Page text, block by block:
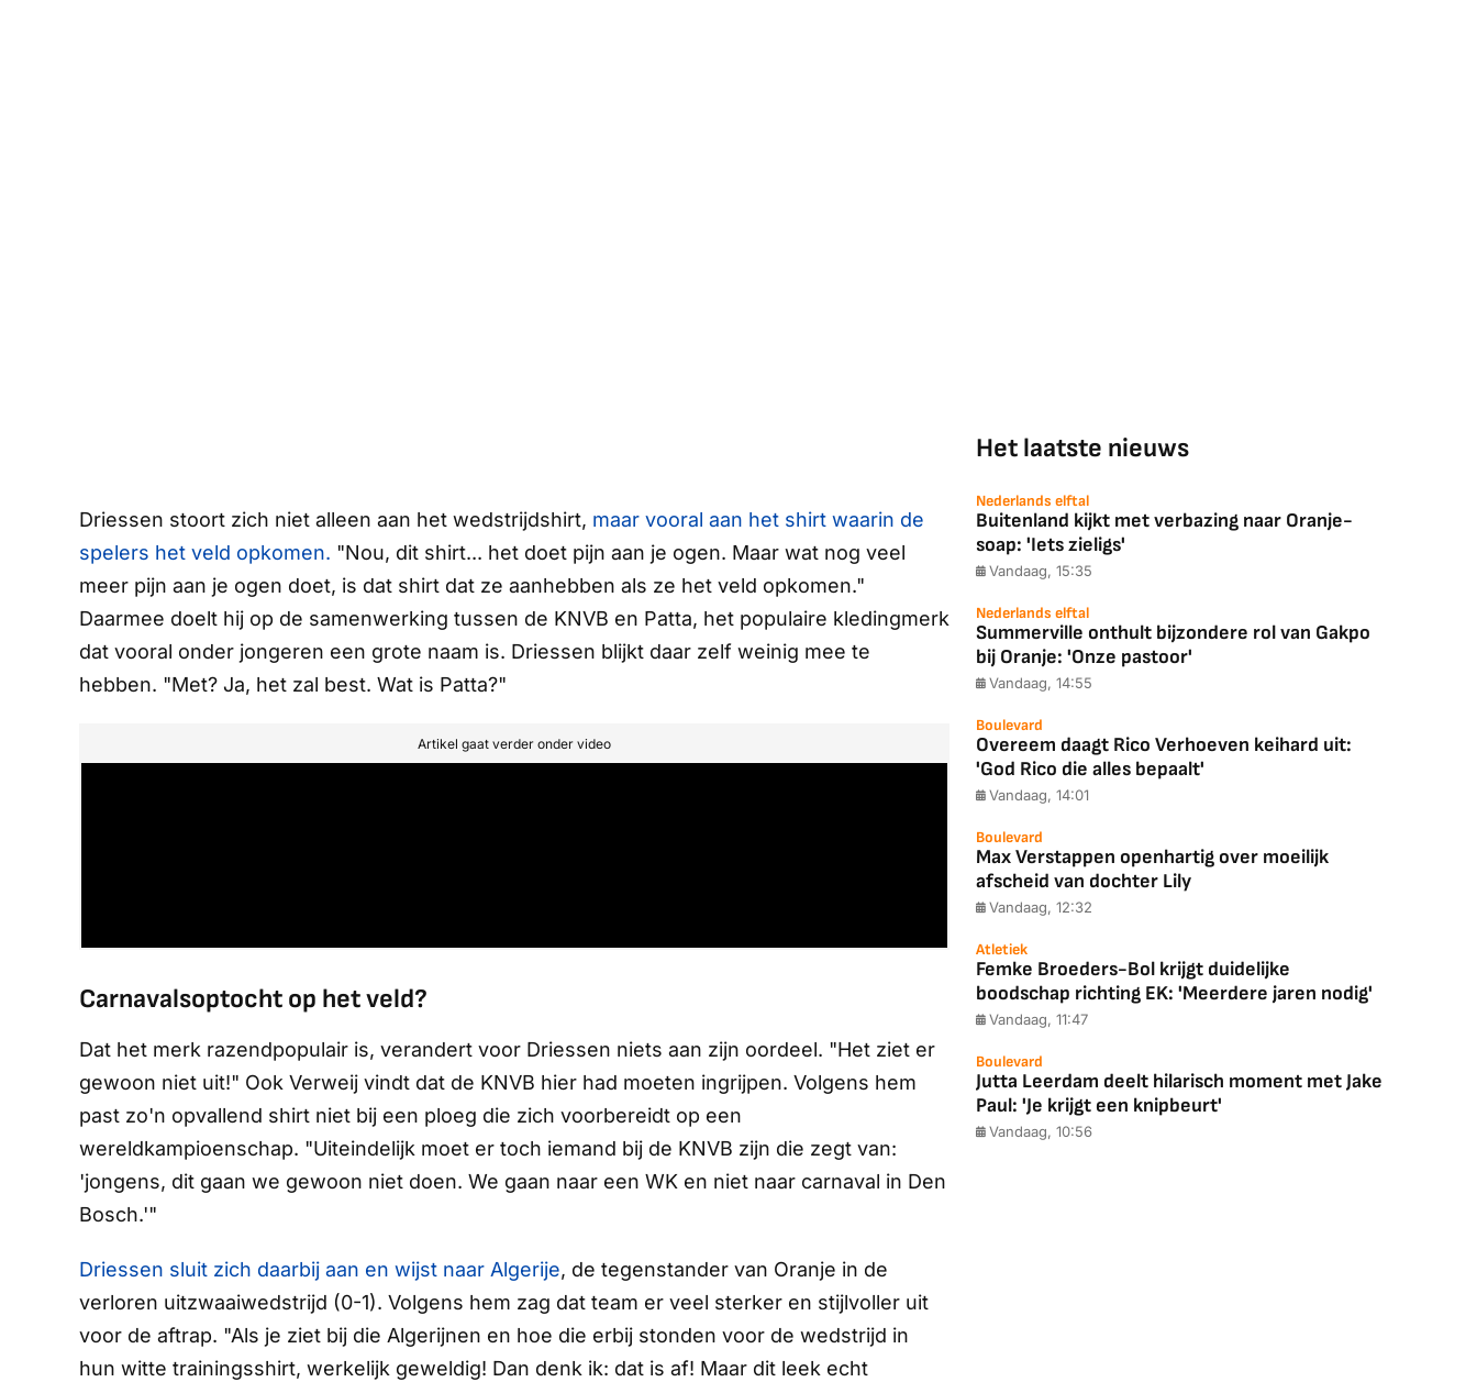
Driessen stoort zich niet alleen aan het wedstrijdshirt, maar vooral aan het shirt waarin de
spelers het veld opkomen. "Nou, dit shirt... het doet pijn aan je ogen. Maar wat nog veel
meer pijn aan je ogen doet, is dat shirt dat ze aanhebben als ze het veld opkomen."
Daarmee doelt hij op de samenwerking tussen de KNVB en Patta, het populaire kledingmerk
dat vooral onder jongeren een grote naam is. Driessen blijkt daar zelf weinig mee te
hebben. "Met? Ja, het zal best. Wat is Patta?"
Artikel gaat verder onder video
Carnavalsoptocht op het veld?
Dat het merk razendpopulair is, verandert voor Driessen niets aan zijn oordeel. "Het ziet er
gewoon niet uit!" Ook Verweij vindt dat de KNVB hier had moeten ingrijpen. Volgens hem
past zo'n opvallend shirt niet bij een ploeg die zich voorbereidt op een
wereldkampioenschap. "Uiteindelijk moet er toch iemand bij de KNVB zijn die zegt van:
'jongens, dit gaan we gewoon niet doen. We gaan naar een WK en niet naar carnaval in Den
Bosch.'"
Driessen sluit zich daarbij aan en wijst naar Algerije, de tegenstander van Oranje in de
verloren uitzwaaiwedstrijd (0-1). Volgens hem zag dat team er veel sterker en stijlvoller uit
voor de aftrap. "Als je ziet bij die Algerijnen en hoe die erbij stonden voor de wedstrijd in
hun witte trainingsshirt, werkelijk geweldig! Dan denk ik: dat is af! Maar dit leek echt
Het laatste nieuws
Nederlands elftal
Buitenland kijkt met verbazing naar Oranje-
soap: 'Iets zieligs'
Vandaag, 15:35
Nederlands elftal
Summerville onthult bijzondere rol van Gakpo
bij Oranje: 'Onze pastoor'
Vandaag, 14:55
Boulevard
Overeem daagt Rico Verhoeven keihard uit:
'God Rico die alles bepaalt'
Vandaag, 14:01
Boulevard
Max Verstappen openhartig over moeilijk
afscheid van dochter Lily
Vandaag, 12:32
Atletiek
Femke Broeders-Bol krijgt duidelijke
boodschap richting EK: 'Meerdere jaren nodig'
Vandaag, 11:47
Boulevard
Jutta Leerdam deelt hilarisch moment met Jake
Paul: 'Je krijgt een knipbeurt'
Vandaag, 10:56